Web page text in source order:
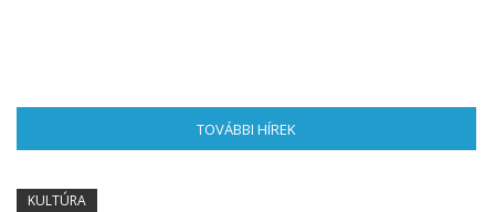
TOVÁBBI HÍREK
KULTÚRA